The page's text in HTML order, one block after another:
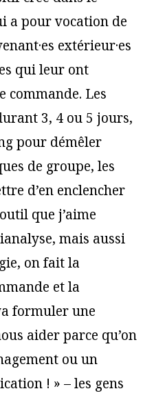
a pour vocation de
extérieur·es
qui leur ont
commande. Les
3, 4 ou 5 jours,
pour démêler
de groupe, les
d’en enclencher
que j’aime
mais aussi
on fait la
et la
formuler une
aider parce qu’on
ou un
! » – les gens